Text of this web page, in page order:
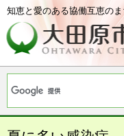
知恵と愛のある協働互恵のま